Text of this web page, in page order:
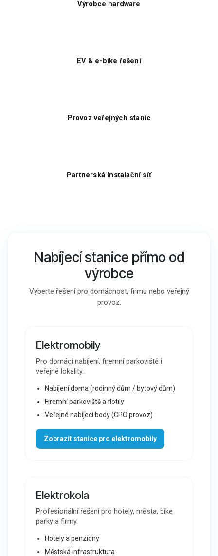
Výrobce hardware
EV & e-bike řešení
Provoz veřejných stanic
Partnerská instalační síť
Nabíjecí stanice přímo od
výrobce
Vyberte řešení pro domácnost, firmu nebo veřejný
provoz.
Elektromobily
Pro domácí nabíjení, firemní parkoviště i
veřejné lokality.
Nabíjení doma (rodinný dům / bytový dům)
Firemní parkoviště a flotily
Veřejné nabíjecí body (CPO provoz)
Zobrazit stanice pro elektromobily
Elektrokola
Profesionální řešení pro hotely, města, bike
parky a firmy.
Hotely a penziony
Městská infrastruktura